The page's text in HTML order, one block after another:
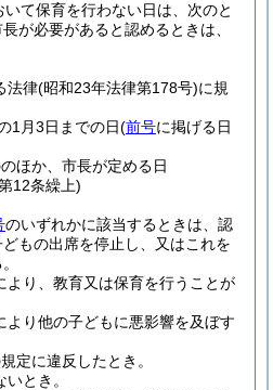
て保育を行わない日は、次のと
が必要があると認めるときは、
法律(昭和23年法律第178号)に規
1月3日までの日(前号に掲げる日
ほか、市長が定める日
12条繰上)
のいずれかに該当するときは、認
もの出席を停止し、又はこれを
より、教育又は保育を行うことが
より他の子どもに悪影響を及ぼす
定に違反したとき。
とき。